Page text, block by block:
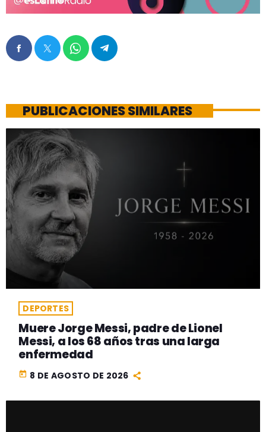
PUBLICACIONES SIMILARES
DEPORTES
Muere Jorge Messi, padre de Lionel
Messi, a los 68 años tras una larga
enfermedad
today 8 DE AGOSTO DE 2026